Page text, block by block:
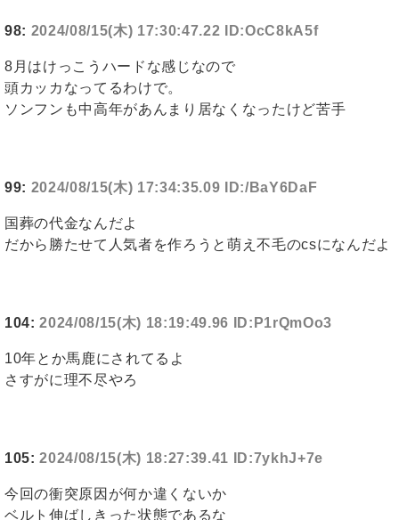
98: 2024/08/15(木) 17:30:47.22 ID:OcC8kA5f
8月はけっこうハードな感じなので
頭カッカなってるわけで。
ソンフンも中高年があんまり居なくなったけど苦手
99: 2024/08/15(木) 17:34:35.09 ID:/BaY6DaF
国葬の代金なんだよ
だから勝たせて人気者を作ろうと萌え不毛のcsになんだよ
104:2024/08/15(木) 18:19:49.96 ID:P1rQmOo3
10年とか馬鹿にされてるよ
さすがに理不尽やろ
105:2024/08/15(木) 18:27:39.41 ID:7ykhJ+7e
今回の衝突原因が何か違くないか
ベルト伸ばしきった状態であるな